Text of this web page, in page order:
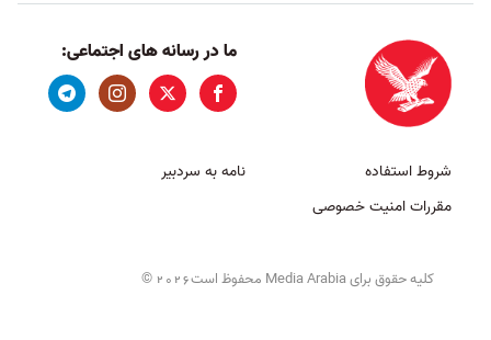
ما در رسانه های اجتماعی:
شروط استفاده
مقررات امنیت خصوصی
نامه به سردبیر
کلیه حقوق برای Media Arabia محفوظ است 2026
©